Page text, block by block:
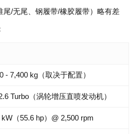
尾/无尾、钢履带/橡胶履带）略有差
- 7,400 kg（取决于配置）
Turbo（涡轮增压直喷发动机）
（55.6 hp）@ 2,500 rpm